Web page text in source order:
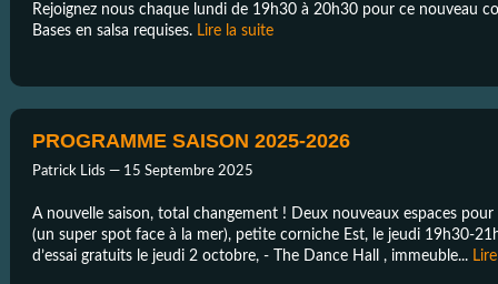
Rejoignez nous chaque lundi de 19h30 à 20h30 pour ce nouveau
Bases en salsa requises. Lire la suite
PROGRAMME SAISON 2025-2026
Patrick Lids — 15 Septembre 2025
A nouvelle saison, total changement ! Deux nouveaux espaces pour
(un super spot face à la mer), petite corniche Est, le jeudi 19h30-
d’essai gratuits le jeudi 2 octobre, - The Dance Hall , immeuble...